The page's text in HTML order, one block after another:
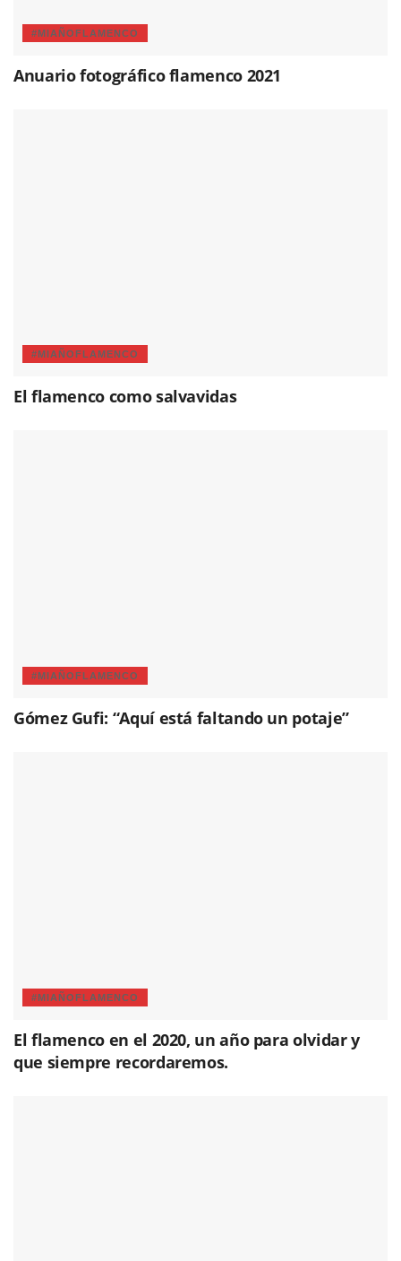
#MIAÑOFLAMENCO
Anuario fotográfico flamenco 2021
#MIAÑOFLAMENCO
El flamenco como salvavidas
#MIAÑOFLAMENCO
Gómez Gufi: “Aquí está faltando un potaje”
#MIAÑOFLAMENCO
El flamenco en el 2020, un año para olvidar y
que siempre recordaremos.